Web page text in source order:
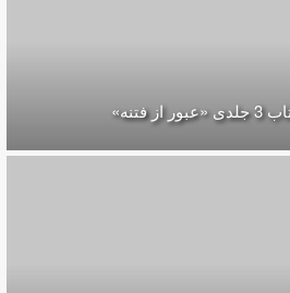
فتنه»